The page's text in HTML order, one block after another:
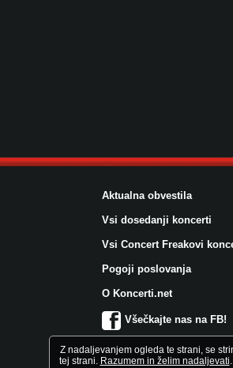
Aktualna obvestila
Vsi dosedanji koncerti
Vsi Concert Freakovi
Pogoji poslovanja
O Koncerti.net
Všečkajte nas na FB!
Z nadaljevanjem ogleda te strani, se
tej strani. Razumem in želim nadaljevati